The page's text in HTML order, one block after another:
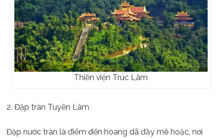
Thiền viện Trúc Lâm
2. Đập tràn Tuyền Lâm
Đập nước tràn là điểm đến hoang dã đầy mê hoặc, nơi